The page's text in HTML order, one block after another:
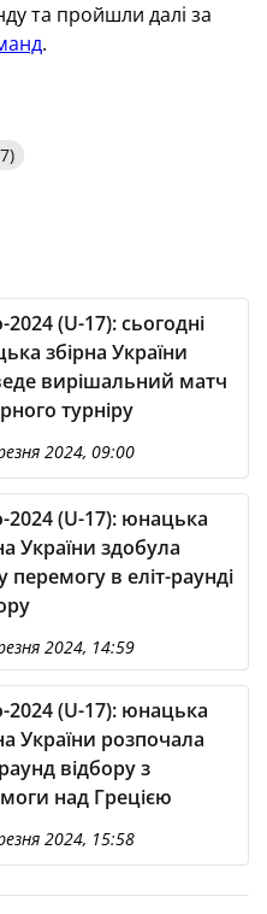
та пройшли далі за
.
(U-17): сьогодні
збірна України
вирішальний матч
турніру
2024, 09:00
2024 (U-17): юнацька
України здобула
перемогу в еліт-раунді
2024, 14:59
2024 (U-17): юнацька
України розпочала
відбору з
над Грецією
2024, 15:58